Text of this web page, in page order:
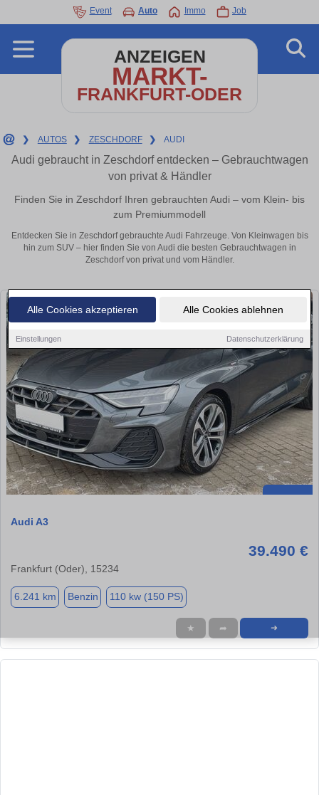
Alle Cookies akzeptieren Alle Cookies ablehnen
Einstellungen Datenschutzerklärung
Event Auto Immo Job
ANZEIGEN
MARKT-
FRANKFURT-ODER
❯ AUTOS ❯ ZESCHDORF ❯ AUDI
Audi gebraucht in Zeschdorf entdecken – Gebrauchtwagen
von privat & Händler
Finden Sie in Zeschdorf Ihren gebrauchten Audi – vom Klein- bis
zum Premiummodell
Entdecken Sie in Zeschdorf gebrauchte Audi Fahrzeuge. Von Kleinwagen bis
hin zum SUV – hier finden Sie von Audi die besten Gebrauchtwagen in
Zeschdorf von privat und vom Händler.
Audi A3
39.490 €
Frankfurt (Oder), 15234
6.241 km Benzin 110 kw (150 PS)
★ ➦ ➜